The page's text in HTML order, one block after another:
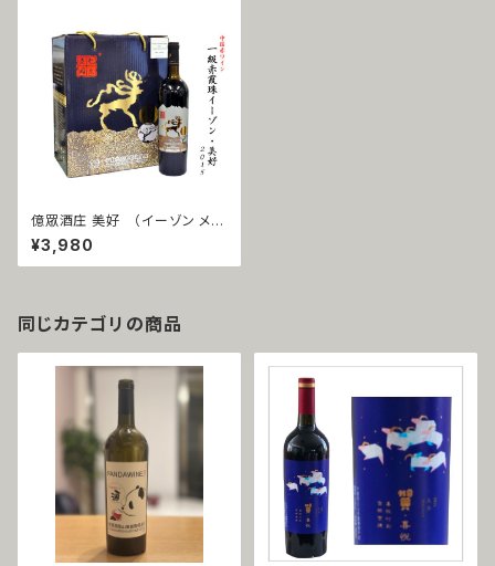
億眾酒庄 美好 （イーゾン メイ
ハオ） 一級赤霞珠（カベルネソ
ーヴィニョン）2015
¥3,980
同じカテゴリの商品